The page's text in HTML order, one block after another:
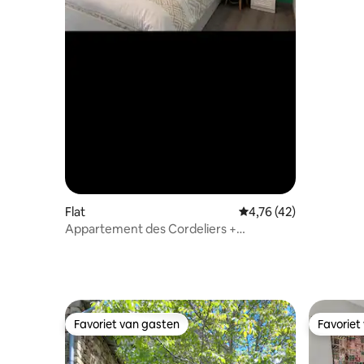
Flat Gemiddelde
4,76 (42)
Appartement des Cordeliers +
Favoriet van gasten
Favoriet van gasten